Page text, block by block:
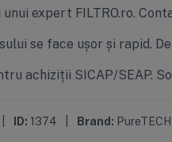
expert FILTRO.ro.
se face ușor și rapid.
achiziții SICAP/SEAP.
ID: 1374 Brand: PureTECH